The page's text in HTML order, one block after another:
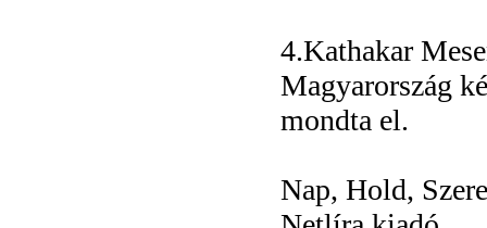
4.Kathakar
Magyarország
mondta el.
Nap, Hold,